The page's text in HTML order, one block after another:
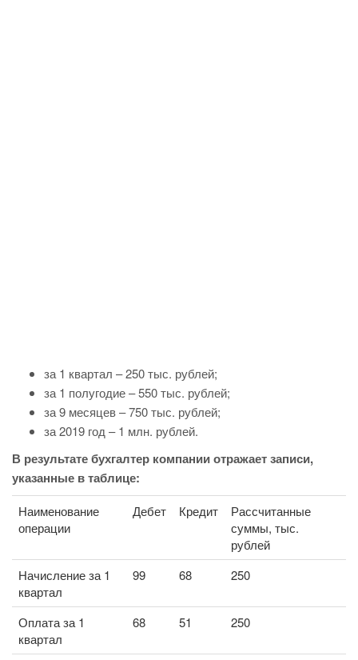
за 1 квартал – 250 тыс. рублей;
за 1 полугодие – 550 тыс. рублей;
за 9 месяцев – 750 тыс. рублей;
за 2019 год – 1 млн. рублей.
В результате бухгалтер компании отражает записи,
указанные в таблице:
Наименование
операции
Дебет Кредит
Рассчитанные
суммы, тыс.
рублей
Начисление за 1
квартал
99 68 250
Оплата за 1
квартал
68 51 250